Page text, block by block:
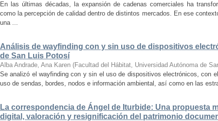
En las últimas décadas, la expansión de cadenas comerciales ha
como la percepción de calidad dentro de distintos mercados. En ese
una ...
Análisis de wayfinding con y sin uso de dispositivos
de San Luis Potosí
Alba Andrade, Ana Karen (Facultad del Hábitat, Universidad Autónoma de
Se analizó el wayfinding con y sin el uso de dispositivos electrónicos, con
uso de sendas, bordes, nodos e información ambiental, así como en las
La correspondencia de Ángel de Iturbide: Una propuesta
digital, valoración y resignificación del patrimonio